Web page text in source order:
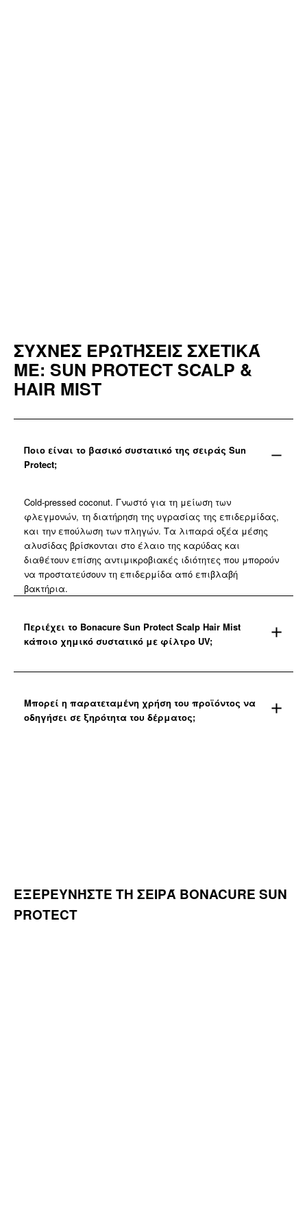
ΣΥΧΝΈΣ ΕΡΩΤΉΣΕΙΣ ΣΧΕΤΙΚΆ
ΜΕ: SUN PROTECT SCALP &
HAIR MIST
Ποιο είναι το βασικό συστατικό της σειράς Sun
Protect;
Cold-pressed coconut. Γνωστό για τη μείωση των
φλεγμονών, τη διατήρηση της υγρασίας της επιδερμίδας,
και την επούλωση των πληγών. Τα λιπαρά οξέα μέσης
αλυσίδας βρίσκονται στο έλαιο της καρύδας και
διαθέτουν επίσης αντιμικροβιακές ιδιότητες που μπορούν
να προστατεύσουν τη επιδερμίδα από επιβλαβή
βακτήρια.
Περιέχει το Bonacure Sun Protect Scalp Hair Mist
κάποιο χημικό συστατικό με φίλτρο UV;
Μπορεί η παρατεταμένη χρήση του προϊόντος να
οδηγήσει σε ξηρότητα του δέρματος;
ΕΞΕΡΕΥΝΉΣΤΕ ΤΗ ΣΕΙΡΆ BONACURE SUN
PROTECT